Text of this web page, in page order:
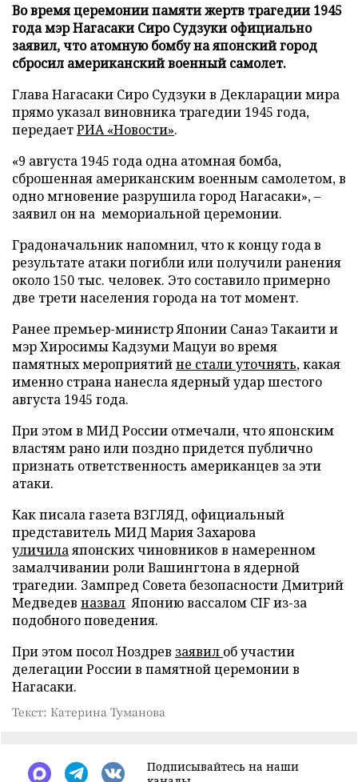
Во время церемонии памяти жертв трагедии 1945
года мэр Нагасаки Сиро Судзуки официально
заявил, что атомную бомбу на японский город
сбросил американский военный самолет.
Глава Нагасаки Сиро Судзуки в Декларации мира
прямо указал виновника трагедии 1945 года,
передаетРИА «Новости».
«9 августа 1945 года одна атомная бомба,
сброшенная американским военным самолетом, в
одно мгновение разрушила город Нагасаки», –
заявил он на мемориальной церемонии.
Градоначальник напомнил, что к концу года в
результате атаки погибли или получили ранения
около 150 тыс. человек. Это составило примерно
две трети населения города на тот момент.
Ранее премьер-министр Японии Санаэ Такаити и
мэр Хиросимы Кадзуми Мацуи во время
памятных мероприятийне стали уточнять, какая
именно страна нанесла ядерный удар шестого
августа 1945 года.
При этом в МИД России отмечали, что японским
властям рано или поздно придется публично
признать ответственность американцев за эти
атаки.
Как писала газета ВЗГЛЯД, официальный
представитель МИД Мария Захарова
уличилаяпонских чиновников в намеренном
замалчивании роли Вашингтона в ядерной
трагедии. Зампред Совета безопасности Дмитрий
Медведев назвал Японию вассалом CIF из-за
подобного поведения.
При этом посол Ноздрев заявил об участии
делегации России в памятной церемонии в
Нагасаки.
Текст: Катерина Туманова
Подписывайтесь на наши